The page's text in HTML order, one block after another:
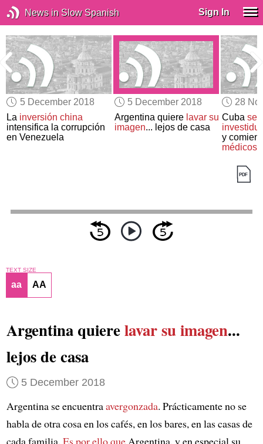
News in Slow Spanish Sign In
5 December 2018
La inversión china
intensifica la corrupción
en Venezuela
5 December 2018
Argentina quiere lavar su
imagen... lejos de casa
28
Cuba se
y
médicos
TEXT SIZE
aa AA
Argentina quierelavar su imagen...
lejos de casa
5 December 2018
Argentina se encuentraavergonzada. Prácticamente no se
habla de otra cosa en los cafés, en los bares, en las casas de